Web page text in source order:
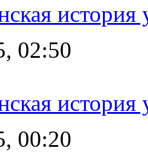
история
02:50
история
00:20